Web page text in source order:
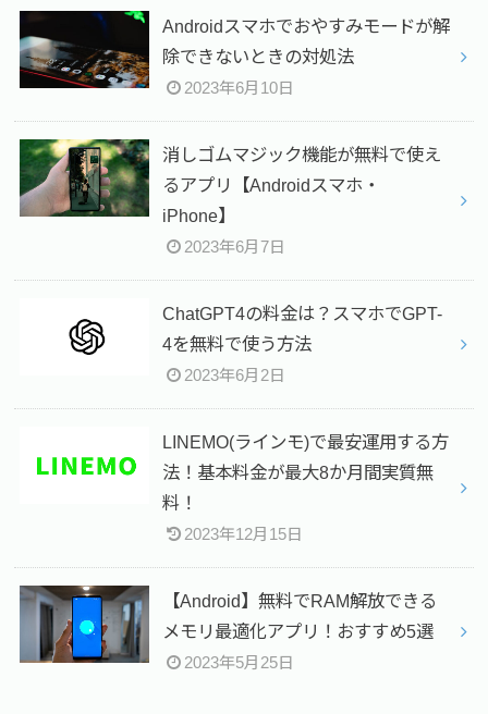
Androidスマホでおやすみモードが解
除できないときの対処法
2023年6月10日
消しゴムマジック機能が無料で使え
るアプリ【Androidスマホ・
iPhone】
2023年6月7日
ChatGPT4の料金は？スマホでGPT-
4を無料で使う方法
2023年6月2日
LINEMO(ラインモ)で最安運用する方
法！基本料金が最大8か月間実質無
料！
2023年12月15日
【Android】無料でRAM解放できる
メモリ最適化アプリ！おすすめ5選
2023年5月25日